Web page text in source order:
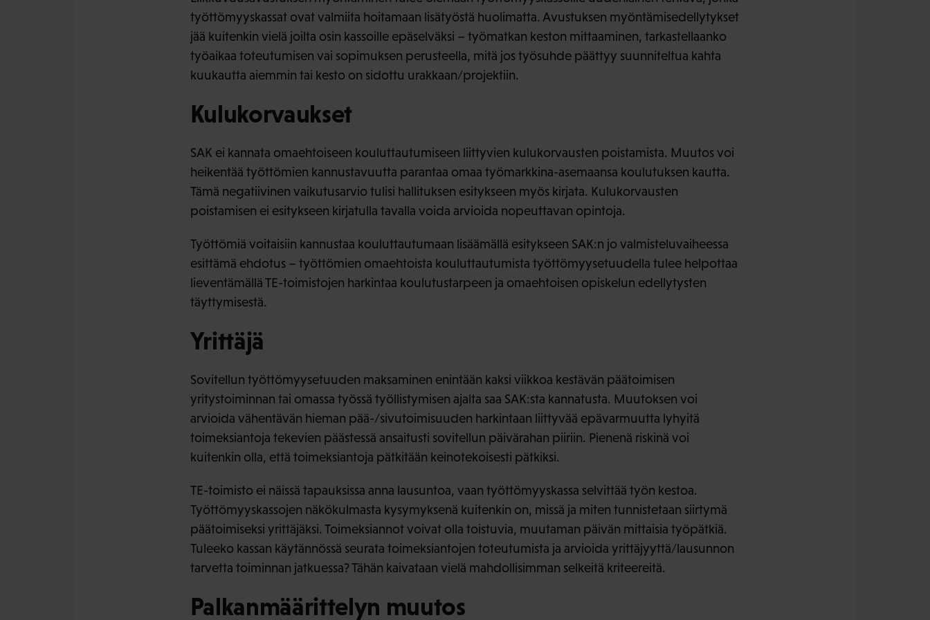
työttömyyskassat ovat valmiita hoitamaan lisätyöstä huolimatta. Avustuksen myöntämisedellytykset
jää kuitenkin vielä joilta osin kassoille epäselväksi – työmatkan keston mittaaminen, tarkastellaanko
työaikaa toteutumisen vai sopimuksen perusteella, mitä jos työsuhde päättyy suunniteltua kahta
kuukautta aiemmin tai kesto on sidottu urakkaan/projektiin.
Kulukorvaukset
SAK ei kannata omaehtoiseen kouluttautumiseen liittyvien kulukorvausten poistamista. Muutos voi
heikentää työttömien kannustavuutta parantaa omaa työmarkkina-asemaansa koulutuksen kautta.
Tämä negatiivinen vaikutusarvio tulisi hallituksen esitykseen myös kirjata. Kulukorvausten
poistamisen ei esitykseen kirjatulla tavalla voida arvioida nopeuttavan opintoja.
Työttömiä voitaisiin kannustaa kouluttautumaan lisäämällä esitykseen SAK:n jo valmisteluvaiheessa
esittämä ehdotus – työttömien omaehtoista kouluttautumista työttömyysetuudella tulee helpottaa
lieventämällä TE-toimistojen harkintaa koulutustarpeen ja omaehtoisen opiskelun edellytysten
täyttymisestä.
Yrittäjä
Sovitellun työttömyysetuuden maksaminen enintään kaksi viikkoa kestävän päätoimisen
yritystoiminnan tai omassa työssä työllistymisen ajalta saa SAK:sta kannatusta. Muutoksen voi
arvioida vähentävän hieman pää-/sivutoimisuuden harkintaan liittyvää epävarmuutta lyhyitä
toimeksiantoja tekevien päästessä ansaitusti sovitellun päivärahan piiriin. Pienenä riskinä voi
kuitenkin olla, että toimeksiantoja pätkitään keinotekoisesti pätkiksi.
TE-toimisto ei näissä tapauksissa anna lausuntoa, vaan työttömyyskassa selvittää työn kestoa.
Työttömyyskassojen näkökulmasta kysymyksenä kuitenkin on, missä ja miten tunnistetaan siirtymä
päätoimiseksi yrittäjäksi. Toimeksiannot voivat olla toistuvia, muutaman päivän mittaisia työpätkiä.
Tuleeko kassan käytännössä seurata toimeksiantojen toteutumista ja arvioida yrittäjyyttä/lausunnon
tarvetta toiminnan jatkuessa? Tähän kaivataan vielä mahdollisimman selkeitä kriteereitä.
Palkanmäärittelyn muutos